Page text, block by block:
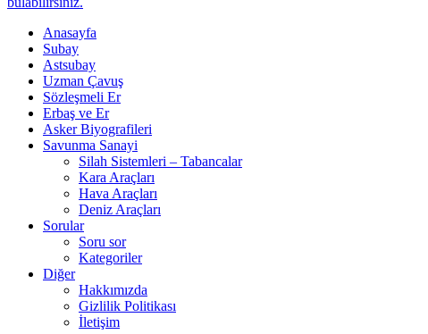
Anasayfa
Subay
Astsubay
Uzman Çavuş
Sözleşmeli Er
Erbaş ve Er
Asker Biyografileri
Savunma Sanayi
Silah Sistemleri – Tabancalar
Kara Araçları
Hava Araçları
Deniz Araçları
Sorular
Soru sor
Kategoriler
Diğer
Hakkımızda
Gizlilik Politikası
İletişim